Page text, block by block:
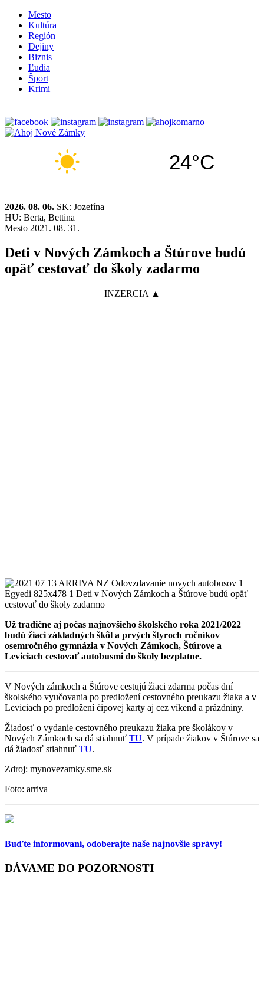
Mesto
Kultúra
Región
Dejiny
Biznis
Ľudia
Šport
Krimi
24°C
2026. 08. 06. SK: Jozefína
HU: Berta, Bettina
Mesto 2021. 08. 31.
Deti v Nových Zámkoch a Štúrove budú
opäť cestovať do školy zadarmo
INZERCIA ▲
Už tradične aj počas najnovšieho školského roka 2021/2022
budú žiaci základných škôl a prvých štyroch ročníkov
osemročného gymnázia v Nových Zámkoch, Štúrove a
Leviciach cestovať autobusmi do školy bezplatne.
V Nových zámkoch a Štúrove cestujú žiaci zdarma počas dní
školského vyučovania po predložení cestovného preukazu žiaka a v
Leviciach po predložení čipovej karty aj cez víkend a prázdniny.
Žiadosť o vydanie cestovného preukazu žiaka pre školákov v
Nových Zámkoch sa dá stiahnuť TU. V prípade žiakov v Štúrove sa
dá žiadosť stiahnuť TU.
Zdroj: mynovezamky.sme.sk
Foto: arriva
Buďte informovaní, odoberajte naše najnovšie správy!
DÁVAME DO POZORNOSTI